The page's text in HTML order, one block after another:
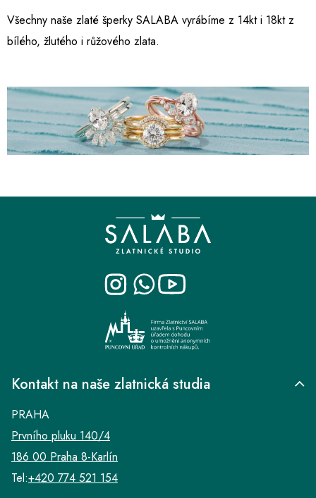
Všechny naše zlaté šperky SALABA vyrábíme z 14kt i 18kt z
bílého, žlutého i růžového zlata.
Kontakt na naše zlatnická studia
PRAHA
Prvního pluku 140/4
186 00 Praha 8-Karlín
Tel:+420 774 521 154